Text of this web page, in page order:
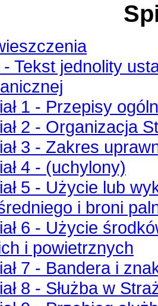
- Tekst jednolity
1 - Przepisy
2 - Organizacja
3 - Zakres
4 - (uchylony)
5 - Użycie lub
i broni
6 - Użycie
i powietrznych
7 - Bandera i
8 - Służba w